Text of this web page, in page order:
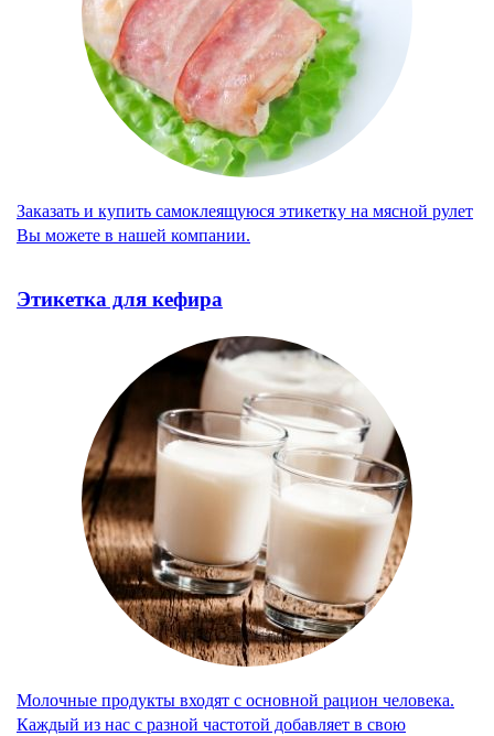
Заказать и купить самоклеящуюся этикетку на мясной рулет
Вы можете в нашей компании.
Этикетка для кефира
Молочные продукты входят с основной рацион человека.
Каждый из нас с разной частотой добавляет в свою